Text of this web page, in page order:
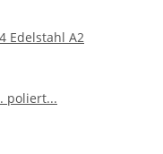
Edelstahl A2